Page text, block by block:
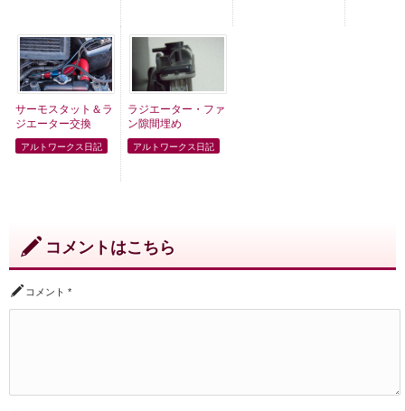
サーモスタット＆ラ
ジエーター交換
アルトワークス日記
ラジエーター・ファ
ン隙間埋め
アルトワークス日記
コメントはこちら
コメント *